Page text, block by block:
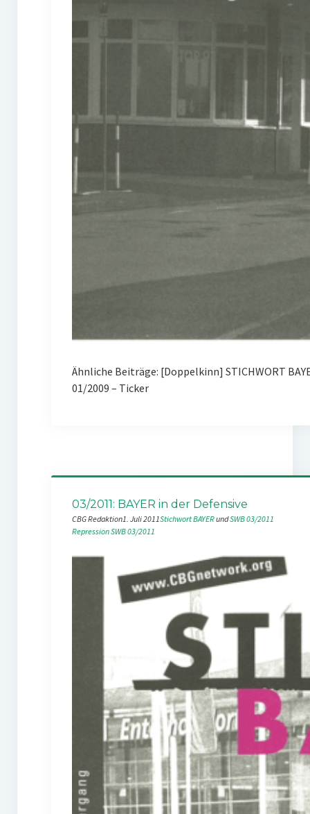
Ähnliche Beiträge: [Doppelkinn] STICHWORT
01/2009 – Ticker
03/2011: BAYER in der Defensive
CBG Redaktion1. Juli 2011Stichwort BAYER und SWB 03/2011
RepressionSWB 03/2011